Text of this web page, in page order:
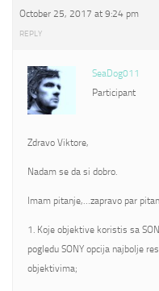
October 25, 2017 at 9:24 pm
REPLY
SeaDog011
Participant
Zdravo Viktore,
Nadam se da si dobro.
Imam pitanje,…zapravo par
1. Koje objektive koristis sa
pogledu SONY opcija najbolje
objektivima;